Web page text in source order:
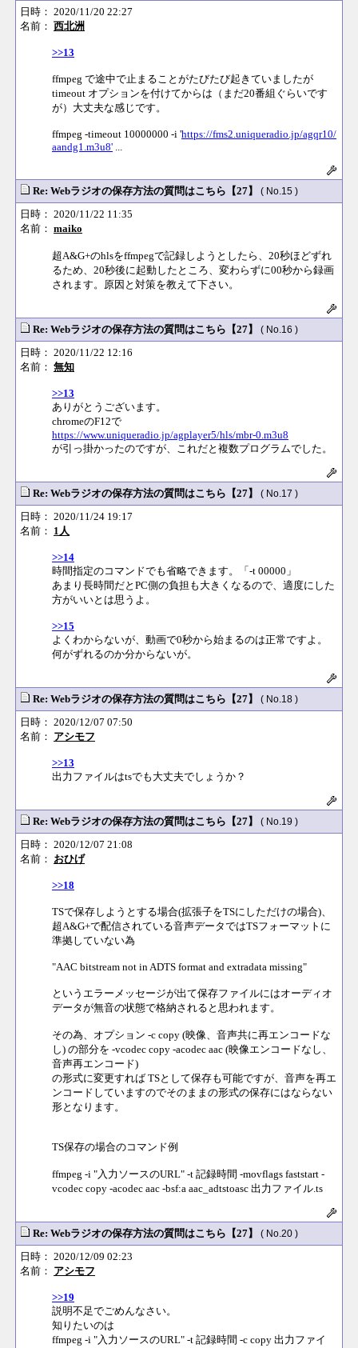
日時： 2020/11/20 22:27
名前： 西北洲
>>13
ffmpeg で途中で止まることがたびたび起きていましたが
timeout オプションを付けてからは（まだ20番組ぐらいです
が）大丈夫な感じです。
ffmpeg -timeout 10000000 -i 'https://fms2.uniqueradio.jp/agqr10/
aandg1.m3u8' ...
Re: Webラジオの保存方法の質問はこちら【27】 ( No.15 )
日時： 2020/11/22 11:35
名前： maiko
超A&G+のhlsをffmpegで記録しようとしたら、20秒ほどずれ
るため、20秒後に起動したところ、変わらずに00秒から録画
されます。原因と対策を教えて下さい。
Re: Webラジオの保存方法の質問はこちら【27】 ( No.16 )
日時： 2020/11/22 12:16
名前： 無知
>>13
ありがとうございます。
chromeのF12で
https://www.uniqueradio.jp/agplayer5/hls/mbr-0.m3u8
が引っ掛かったのですが、これだと複数プログラムでした。
Re: Webラジオの保存方法の質問はこちら【27】 ( No.17 )
日時： 2020/11/24 19:17
名前： 1人
>>14
時間指定のコマンドでも省略できます。「-t 00000」
あまり長時間だとPC側の負担も大きくなるので、適度にした
方がいいとは思うよ。
>>15
よくわからないが、動画で0秒から始まるのは正常ですよ。
何がずれるのか分からないが。
Re: Webラジオの保存方法の質問はこちら【27】 ( No.18 )
日時： 2020/12/07 07:50
名前： アシモフ
>>13
出力ファイルはtsでも大丈夫でしょうか？
Re: Webラジオの保存方法の質問はこちら【27】 ( No.19 )
日時： 2020/12/07 21:08
名前： おひげ
>>18
TSで保存しようとする場合(拡張子をTSにしただけの場合)、
超A&G+で配信されている音声データではTSフォーマットに
準拠していない為
"AAC bitstream not in ADTS format and extradata missing"
というエラーメッセージが出て保存ファイルにはオーディオ
データが無音の状態で格納されると思われます。
その為、オプション -c copy (映像、音声共に再エンコードな
し) の部分を -vcodec copy -acodec aac (映像エンコードなし、
音声再エンコード)
の形式に変更すれば TSとして保存も可能ですが、音声を再エ
ンコードしていますのでそのままの形式の保存にはならない
形となります。
TS保存の場合のコマンド例
ffmpeg -i "入力ソースのURL" -t 記録時間 -movflags faststart -
vcodec copy -acodec aac -bsf:a aac_adtstoasc 出力ファイル.ts
Re: Webラジオの保存方法の質問はこちら【27】 ( No.20 )
日時： 2020/12/09 02:23
名前： アシモフ
>>19
説明不足でごめんなさい。
知りたいのは
ffmpeg -i "入力ソースのURL" -t 記録時間 -c copy 出力ファイ